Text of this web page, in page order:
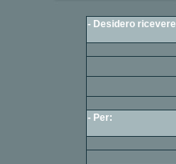
- Desidero
- Per: